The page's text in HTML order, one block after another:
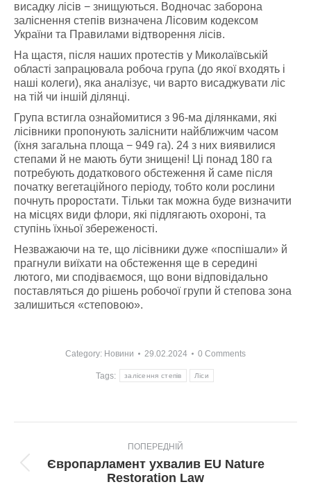
висадку лісів − знищуються. Водночас заборона
заліснення степів визначена Лісовим кодексом
України та Правилами відтворення лісів.
На щастя, після наших протестів у Миколаївській
області запрацювала робоча група (до якої входять і
наші колеги), яка аналізує, чи варто висаджувати ліс
на тій чи іншій ділянці.
Група встигла ознайомитися з 96-ма ділянками, які
лісівники пропонують заліснити найближчим часом
(їхня загальна площа − 949 га). 24 з них виявилися
степами й не мають бути знищені! Ці понад 180 га
потребують додаткового обстеження й саме після
початку вегетаційного періоду, тобто коли рослини
почнуть проростати. Тільки так можна буде визначити
на місцях види флори, які підлягають охороні, та
ступінь їхньої збереженості.
Незважаючи на те, що лісівники дуже «поспішали» й
прагнули виїхати на обстеження ще в середині
лютого, ми сподіваємося, що вони відповідально
поставляться до рішень робочої групи й степова зона
залишиться «степовою».
Category: Новини 29.02.2024 0 Comments
Tags: залісення степів Ліси
navigation
ПОПЕРЕДНІЙ
Попередній
пост:
Європарламент ухвалив EU Nature
Restoration Law